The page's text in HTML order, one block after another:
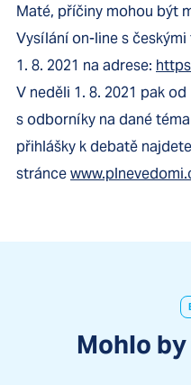
Maté, příčiny mohou být
Vysílání on-line s
1. 8. 2021 na adrese:
V neděli 1. 8. 2021 pak
s odborníky na dané
přihlášky k debatě
stránce
Mohlo